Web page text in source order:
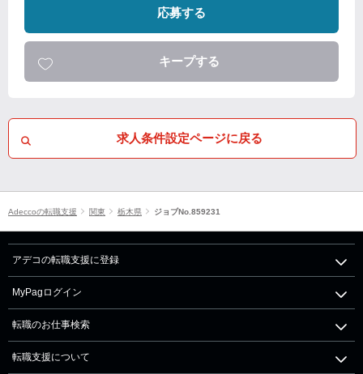
応募する
キープする
求人条件設定ページに戻る
Adeccoの転職支援 関東 栃木県 ジョブNo.859231
アデコの転職支援に登録
MyPagログイン
転職のお仕事検索
転職支援について